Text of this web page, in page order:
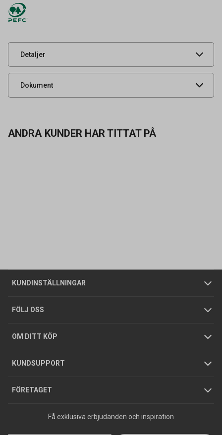
Detaljer
Hålat / Ohålat
Leverantörens
UNSPSC 14111530
Dokument
Certifikat
ANDRA KUNDER HAR TITTAT PÅ
KUNDINSTÄLLNINGAR
Företagskund / Privatkund
FÖLJ OSS
OM DITT KÖP
Allmänna försäljningsvillkor
Integritetspolicy
GDPR
KUNDSUPPORT
Butiker
Foldrar och kataloger
Köpguider
Varumärken
FÖRETAGET
Om oss
Tjänster
Hållbarhet
Jobba hos oss
Press
Få exklusiva erbjudanden och inspiration